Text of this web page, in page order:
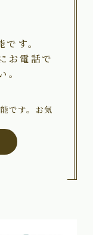
す。
お電話で
。
です。お気